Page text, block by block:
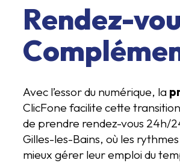
Rendez-
Avec l’essor du numérique, la
ClicFone facilite cette
de prendre rendez-vous 24h/
Gilles-les-Bains, où les
mieux gérer leur emploi du